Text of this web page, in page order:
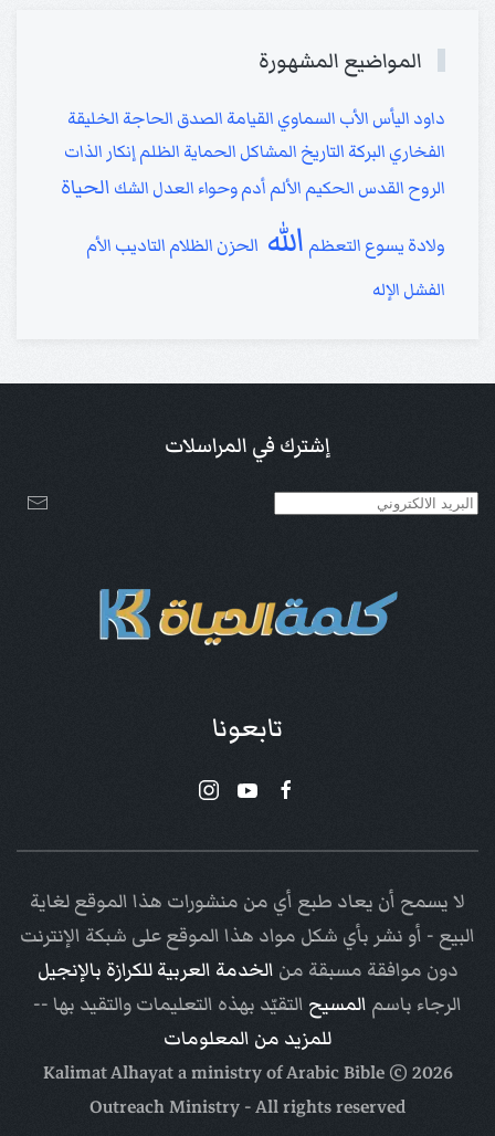
المواضيع المشهورة
داود اليأس الأب السماوي القيامة الصدق الحاجة الخليقة
الفخاري البركة التاريخ المشاكل الحماية الظلمإنكار الذات
الروح القدس الحكيم الألم أدم وحواء العدل الشك الحياة
ولادة يسوع التعظم الله الحزن الظلام التاديب الأم
الفشل الإله
إشترك في المراسلات
تابعونا
لا يسمح أن يعاد طبع أي من منشورات هذا الموقع لغاية
البيع - أو نشر بأي شكل مواد هذا الموقع على شبكة الإنترنت
دون موافقة مسبقة من الخدمة العربية للكرازة بالإنجيل
الرجاء باسم المسيح التقيّد بهذه التعليمات والتقيد بها --
للمزيد من المعلومات
2026
© Kalimat Alhayat a ministry of
Arabic Bible
Outreach Ministry- All rights reserved